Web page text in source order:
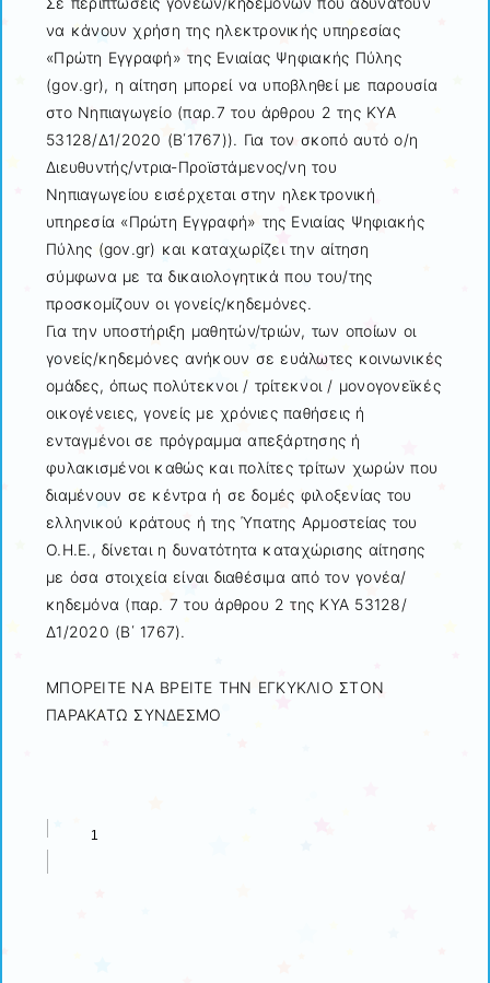
να κάνουν χρήση της ηλεκτρονικής υπηρεσίας
«Πρώτη Εγγραφή» της Ενιαίας Ψηφιακής Πύλης
(gov.gr), η αίτηση μπορεί να υποβληθεί με παρουσία
στο Νηπιαγωγείο (παρ.7 του άρθρου 2 της ΚΥΑ
53128/Δ1/2020 (Β΄1767)). Για τον σκοπό αυτό ο/η
Διευθυντής/ντρια-Προϊστάμενος/νη του
Νηπιαγωγείου εισέρχεται στην ηλεκτρονική
υπηρεσία «Πρώτη Εγγραφή» της Ενιαίας Ψηφιακής
Πύλης (gov.gr) και καταχωρίζει την αίτηση
σύμφωνα με τα δικαιολογητικά που του/της
προσκομίζουν οι γονείς/κηδεμόνες.
Για την υποστήριξη μαθητών/τριών, των οποίων οι
γονείς/κηδεμόνες ανήκουν σε ευάλωτες κοινωνικές
ομάδες, όπως πολύτεκνοι / τρίτεκνοι / μονογονεϊκές
οικογένειες, γονείς με χρόνιες παθήσεις ή
ενταγμένοι σε πρόγραμμα απεξάρτησης ή
φυλακισμένοι καθώς και πολίτες τρίτων χωρών που
διαμένουν σε κέντρα ή σε δομές φιλοξενίας του
ελληνικού κράτους ή της Ύπατης Αρμοστείας του
Ο.Η.Ε., δίνεται η δυνατότητα καταχώρισης αίτησης
με όσα στοιχεία είναι διαθέσιμα από τον γονέα/
κηδεμόνα (παρ. 7 του άρθρου 2 της ΚΥΑ 53128/
Δ1/2020 (Β΄ 1767).
ΜΠΟΡΕΙΤΕ ΝΑ ΒΡΕΙΤΕ ΤΗΝ ΕΓΚΥΚΛΙΟ ΣΤΟΝ
ΠΑΡΑΚΑΤΩ ΣΥΝΔΕΣΜΟ